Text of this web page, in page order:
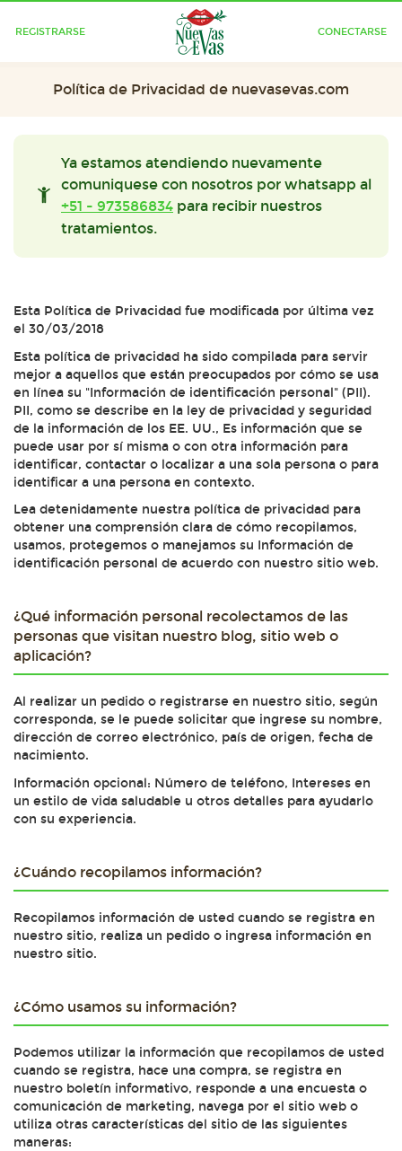
REGISTRARSE CONECTARSE
Política de Privacidad de nuevasevas.com
Ya estamos atendiendo nuevamente
comuniquese con nosotros por whatsapp al
+51 - 973586834 para recibir nuestros
tratamientos.
Esta Política de Privacidad fue modificada por última vez
el 30/03/2018
Esta política de privacidad ha sido compilada para servir
mejor a aquellos que están preocupados por cómo se usa
en línea su "Información de identificación personal" (PII).
PII, como se describe en la ley de privacidad y seguridad
de la información de los EE. UU., Es información que se
puede usar por sí misma o con otra información para
identificar, contactar o localizar a una sola persona o para
identificar a una persona en contexto.
Lea detenidamente nuestra política de privacidad para
obtener una comprensión clara de cómo recopilamos,
usamos, protegemos o manejamos su Información de
identificación personal de acuerdo con nuestro sitio web.
¿Qué información personal recolectamos de las
personas que visitan nuestro blog, sitio web o
aplicación?
Al realizar un pedido o registrarse en nuestro sitio, según
corresponda, se le puede solicitar que ingrese su nombre,
dirección de correo electrónico, país de origen, fecha de
nacimiento.
Información opcional: Número de teléfono, Intereses en
un estilo de vida saludable u otros detalles para ayudarlo
con su experiencia.
¿Cuándo recopilamos información?
Recopilamos información de usted cuando se registra en
nuestro sitio, realiza un pedido o ingresa información en
nuestro sitio.
¿Cómo usamos su información?
Podemos utilizar la información que recopilamos de usted
cuando se registra, hace una compra, se registra en
nuestro boletín informativo, responde a una encuesta o
comunicación de marketing, navega por el sitio web o
utiliza otras características del sitio de las siguientes
maneras: